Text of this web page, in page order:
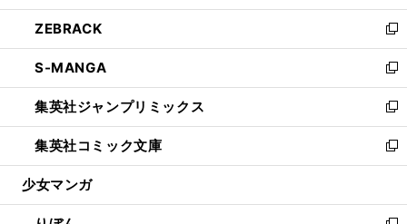
開
く
ウ
で
開
く
ン
ド
ウ
で
開
く
ウ
ィ
ン
ド
ウ
で
開
く
し
い
ウ
ィ
ン
ド
ウ
で
開
ZEBRACK
新
し
い
ウ
ィ
ン
ド
ウ
開
S-MANGA
新
し
い
ウ
ィ
ン
ウ
集英社ジャンプリミックス
新
し
い
ウ
ン
集英社コミック文庫
新
し
ウ
少女マンガ